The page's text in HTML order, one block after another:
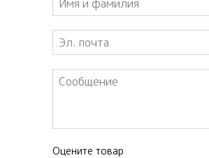
Оцените товар